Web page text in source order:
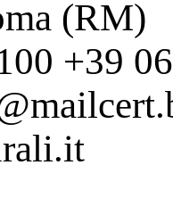
(RM)
+39